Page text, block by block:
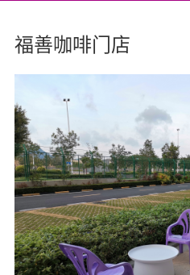
福善咖啡门店